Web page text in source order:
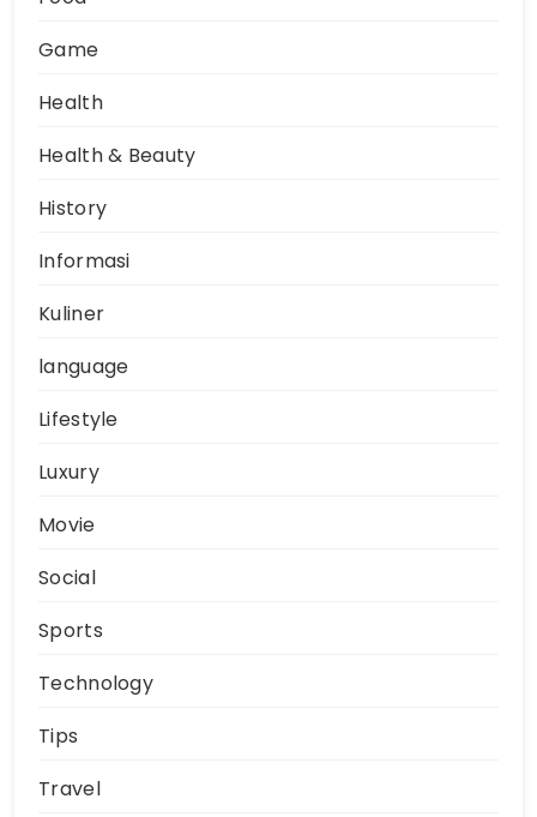
Game
Health
Health & Beauty
History
Informasi
Kuliner
language
Lifestyle
Luxury
Movie
Social
Sports
Technology
Tips
Travel